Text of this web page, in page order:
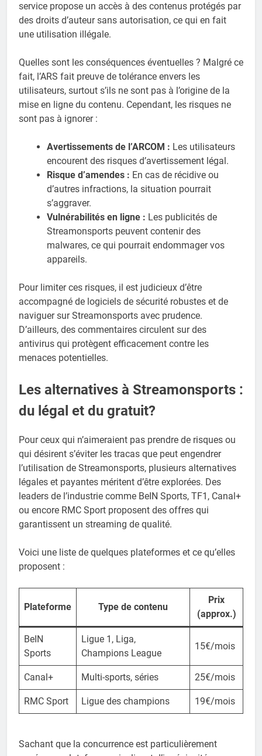
service propose un accès à des contenus protégés par
des droits d’auteur sans autorisation, ce qui en fait
une utilisation illégale.
Quelles sont les conséquences éventuelles ? Malgré ce
fait, l’ARS fait preuve de tolérance envers les
utilisateurs, surtout s’ils ne sont pas à l’origine de la
mise en ligne du contenu. Cependant, les risques ne
sont pas à ignorer :
Avertissements de l’ARCOM : Les utilisateurs
encourent des risques d’avertissement légal.
Risque d’amendes : En cas de récidive ou
d’autres infractions, la situation pourrait
s’aggraver.
Vulnérabilités en ligne : Les publicités de
Streamonsports peuvent contenir des
malwares, ce qui pourrait endommager vos
appareils.
Pour limiter ces risques, il est judicieux d’être
accompagné de logiciels de sécurité robustes et de
naviguer sur Streamonsports avec prudence.
D’ailleurs, des commentaires circulent sur des
antivirus qui protègent efficacement contre les
menaces potentielles.
Les alternatives à Streamonsports :
du légal et du gratuit?
Pour ceux qui n’aimeraient pas prendre de risques ou
qui désirent s’éviter les tracas que peut engendrer
l’utilisation de Streamonsports, plusieurs alternatives
légales et payantes méritent d’être explorées. Des
leaders de l’industrie comme BeIN Sports, TF1, Canal+
ou encore RMC Sport proposent des offres qui
garantissent un streaming de qualité.
Voici une liste de quelques plateformes et ce qu’elles
proposent :
Plateforme Type de contenu
Prix
(approx.)
BeIN
Sports
Ligue 1, Liga,
Champions League
15€/mois
Canal+ Multi-sports, séries 25€/mois
RMC Sport Ligue des champions 19€/mois
Sachant que la concurrence est particulièrement